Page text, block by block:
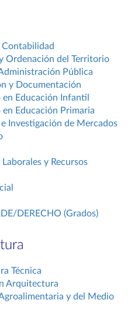
Contabilidad
Ordenación del Territorio
Pública
y Documentación
Educación Infantil
Educación Primaria
Investigación de Mercados
y Recursos
DERECHO (Grados)
Técnica
Arquitectura
y del Medio